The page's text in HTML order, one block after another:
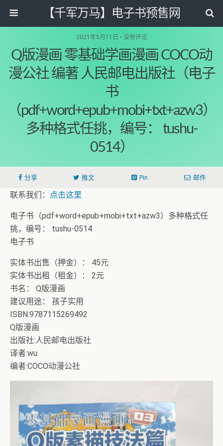
【千军万马】电子书预售网
2021年5月11日 • 没有评论
Q版漫画 零基础学画漫画 COCO动
漫公社 编著 人民邮电出版社（电子
书
（pdf+word+epub+mobi+txt+azw3）
多种格式任挑，编号： tushu-
0514）
分享 推文 Pin 邮件
联系我们： 点击这里
电子书（pdf+word+epub+mobi+txt+azw3）多种格式任
挑，编号： tushu-0514
电子书
实体书出售（押金）： 45元
实体书出租（租金）： 2元
书名： Q版漫画
建议用途： 孩子实用
ISBN:9787115269492
Q版漫画
出版社:人民邮电出版社
译者:wu
编者:COCO动漫公社